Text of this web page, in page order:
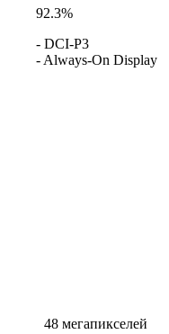
92.3%
- DCI-P3
- Always-On Display
48 мегапикселей